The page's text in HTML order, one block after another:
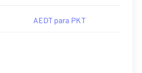
AEDT para PKT